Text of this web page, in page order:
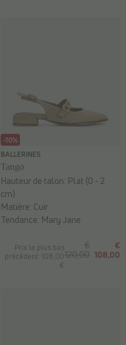
-10%
BALLERINES
Tango
Prix le plus bas
précédent: 108,00
€
€
120,00
€
108,00
Hauteur de talon: Plat (0 - 2
cm)
Matière: Cuir
Tendance: Mary Jane